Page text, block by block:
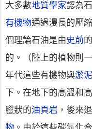
大多數地質學家認為
有機物通過漫長的壓
個理論石油是由 史前的
的。（陸上的植物則
年代這些有機物與淤泥
下。在地下的高溫和
臘狀的油頁岩 ，後來